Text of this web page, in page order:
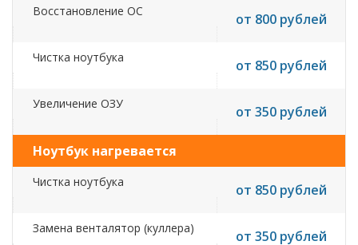
Восстановление ОС от 800 рублей
Чистка ноутбука от 850 рублей
Увеличение ОЗУ от 350 рублей
Ноутбук нагревается
Чистка ноутбука от 850 рублей
Замена венталятор (куллера) от 350 рублей